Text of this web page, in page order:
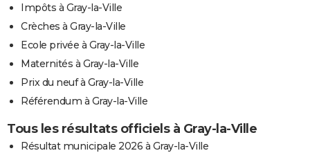
Impôts à Gray-la-Ville
Crèches à Gray-la-Ville
Ecole privée à Gray-la-Ville
Maternités à Gray-la-Ville
Prix du neuf à Gray-la-Ville
Référendum à Gray-la-Ville
Tous les résultats officiels à Gray-la-Ville
Résultat municipale 2026 à Gray-la-Ville